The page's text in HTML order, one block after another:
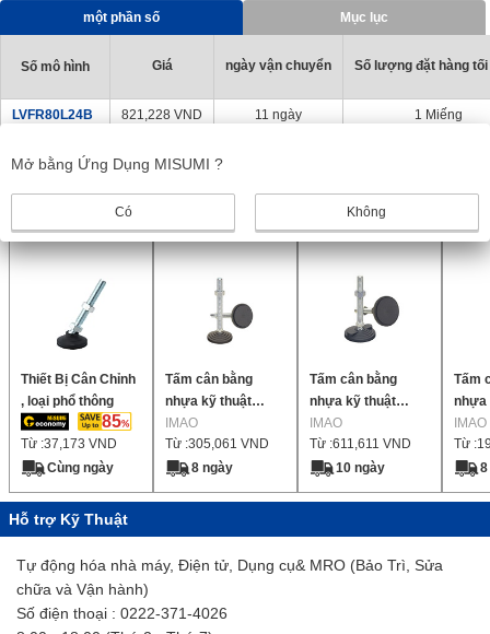
một phần số Mục lục
Số mô hình Giá ngày vận chuyển Số lượng đặt hàng
LVFR80L24B 821,228 VND 11 ngày 1 Miếng
Sản phẩm giống nhau
Thiết Bị Cân Chỉnh
, loại phổ thông
85
Từ :37,173 VND
Cùng ngày
Tấm cân bằng
nhựa kỹ thuật
(LVA70, LVAR70)
IMAO
Từ :305,061 VND
8 ngày
Tấm cân bằng
nhựa kỹ thuật
(LVF100, LVFR100)
IMAO
Từ :611,611 VND
10 ngày
Tấm
nhựa
IMAO
Từ :
Hỗ trợ Kỹ Thuật
Tự động hóa nhà máy, Điện tử, Dụng cụ& MRO (Bảo Trì, Sửa
chữa và Vận hành)
Số điện thoại : 0222-371-4026
Mở bằng Ứng Dụng MISUMI ?
Có Không